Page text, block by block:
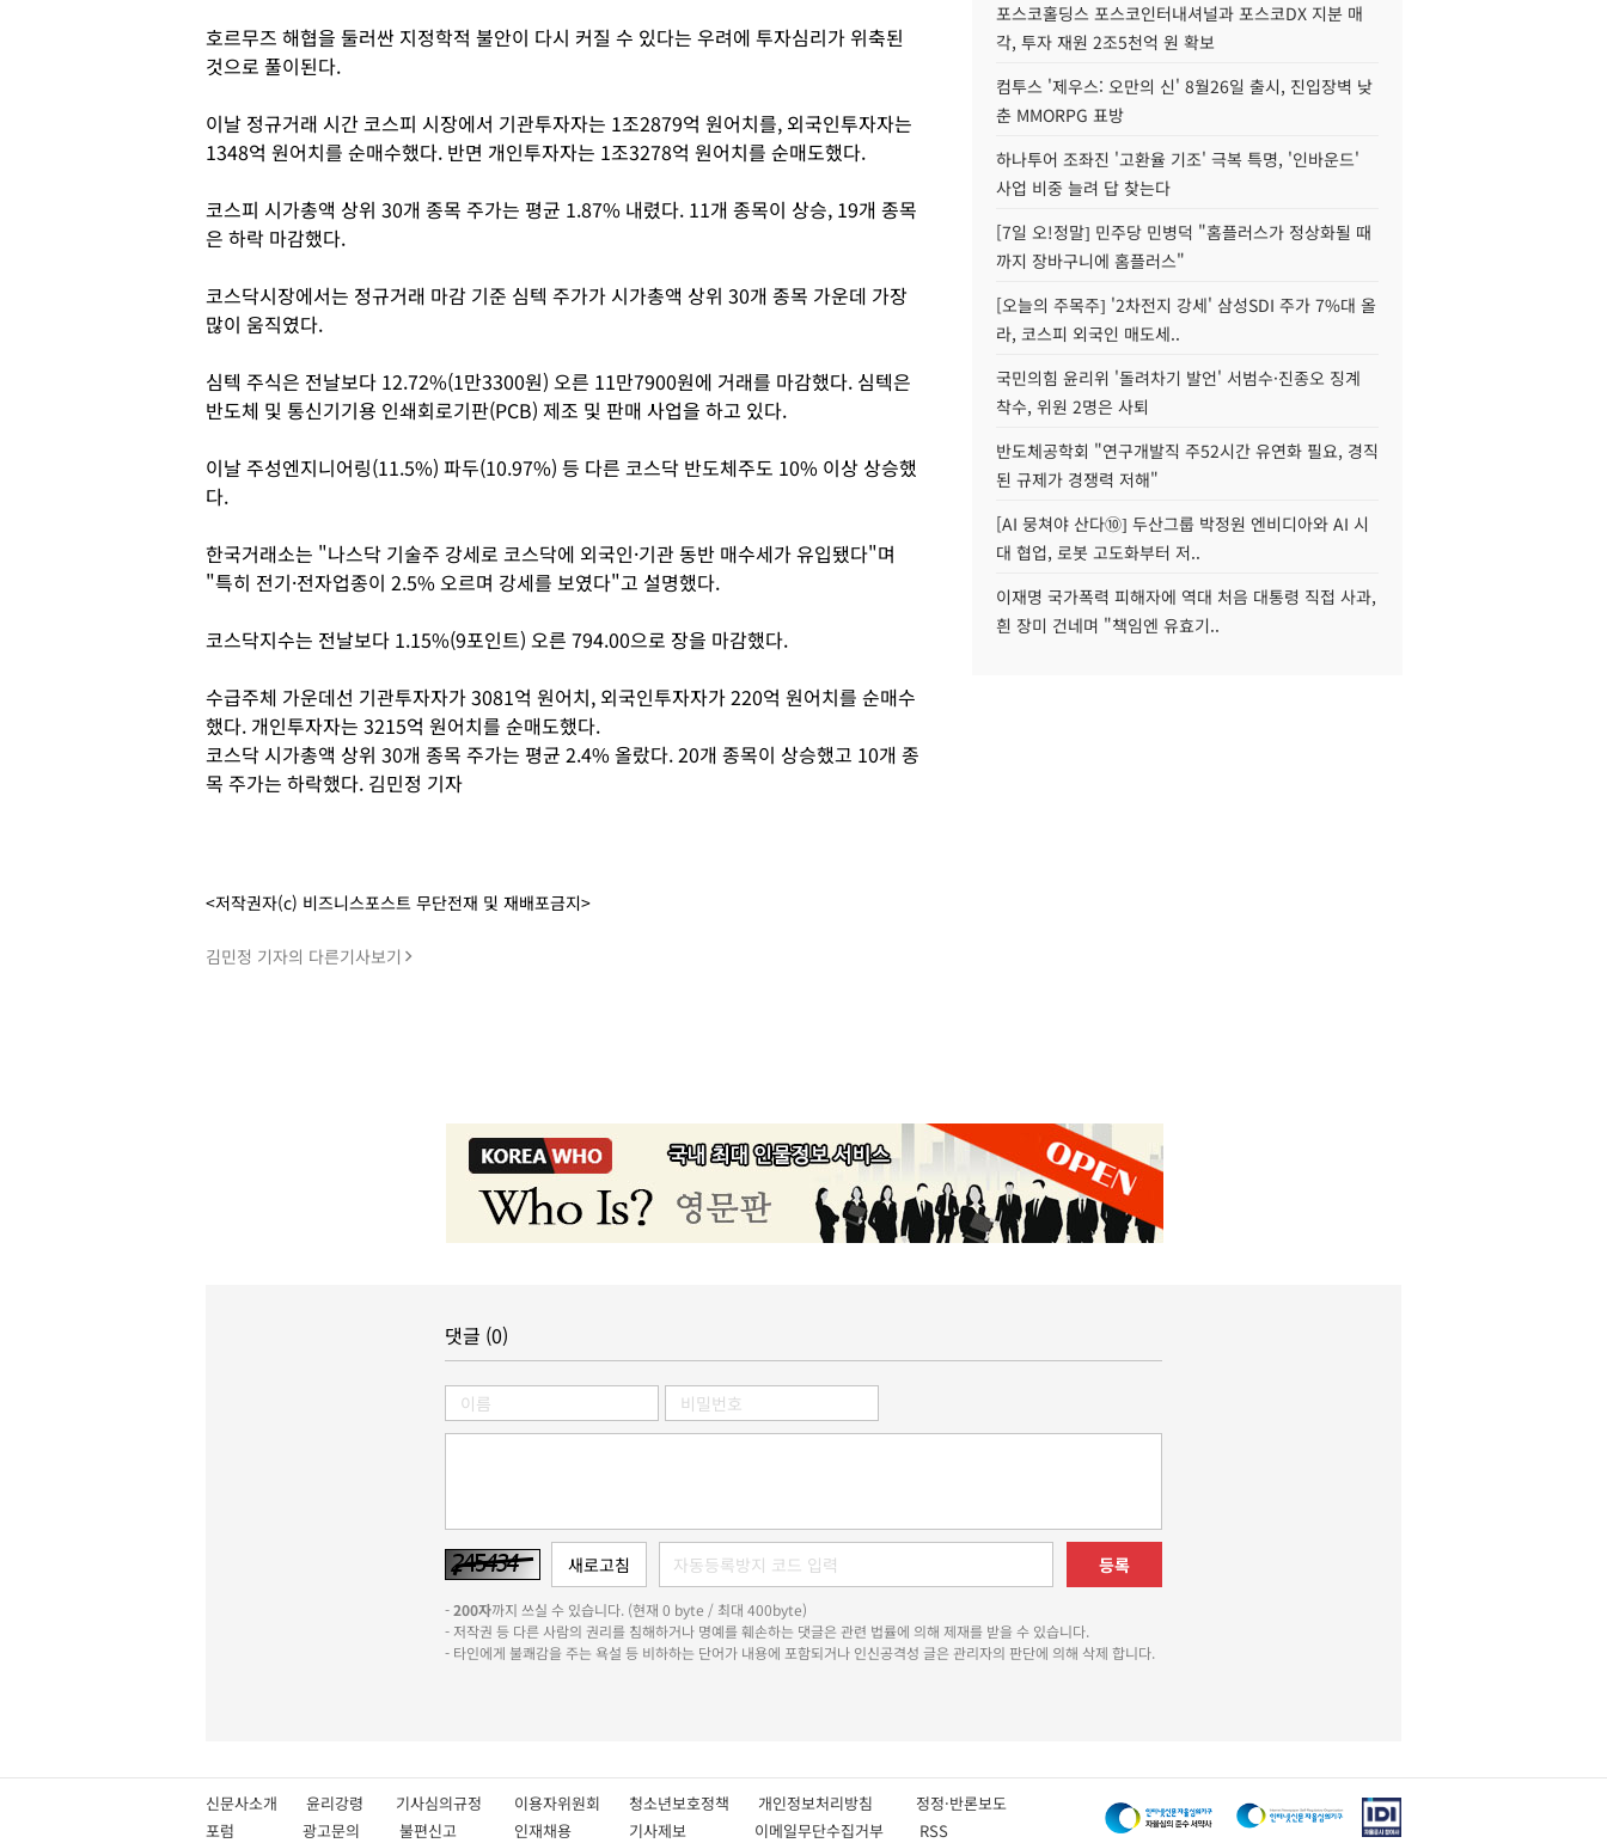
호르무즈 해협을 둘러싼 지정학적 불안이 다시 커질 수 있다는 우려에 투자심리가 위축된
것으로 풀이된다.
이날 정규거래 시간 코스피 시장에서 기관투자자는 1조2879억 원어치를, 외국인투자자는
1348억 원어치를 순매수했다. 반면 개인투자자는 1조3278억 원어치를 순매도했다.
코스피 시가총액 상위 30개 종목 주가는 평균 1.87% 내렸다. 11개 종목이 상승, 19개 종목
은 하락 마감했다.
코스닥시장에서는 정규거래 마감 기준 심텍 주가가 시가총액 상위 30개 종목 가운데 가장
많이 움직였다.
심텍 주식은 전날보다 12.72%(1만3300원) 오른 11만7900원에 거래를 마감했다. 심텍은
반도체 및 통신기기용 인쇄회로기판(PCB) 제조 및 판매 사업을 하고 있다.
이날 주성엔지니어링(11.5%) 파두(10.97%) 등 다른 코스닥 반도체주도 10% 이상 상승했
다.
한국거래소는 "나스닥 기술주 강세로 코스닥에 외국인·기관 동반 매수세가 유입됐다"며
"특히 전기·전자업종이 2.5% 오르며 강세를 보였다"고 설명했다.
코스닥지수는 전날보다 1.15%(9포인트) 오른 794.00으로 장을 마감했다.
수급주체 가운데선 기관투자자가 3081억 원어치, 외국인투자자가 220억 원어치를 순매수
했다. 개인투자자는 3215억 원어치를 순매도했다.
코스닥 시가총액 상위 30개 종목 주가는 평균 2.4% 올랐다. 20개 종목이 상승했고 10개 종
목 주가는 하락했다. 김민정 기자
<저작권자(c) 비즈니스포스트 무단전재 및 재배포금지>
김민정 기자의 다른기사보기
포스코홀딩스 포스코인터내셔널과 포스코DX 지분 매
각, 투자 재원 2조5천억 원 확보
컴투스 '제우스: 오만의 신' 8월26일 출시, 진입장벽 낮
춘 MMORPG 표방
하나투어 조좌진 '고환율 기조' 극복 특명, '인바운드'
사업 비중 늘려 답 찾는다
[7일 오!정말] 민주당 민병덕 "홈플러스가 정상화될 때
까지 장바구니에 홈플러스"
[오늘의 주목주] '2차전지 강세' 삼성SDI 주가 7%대 올
라, 코스피 외국인 매도세..
국민의힘 윤리위 '돌려차기 발언' 서범수·진종오 징계
착수, 위원 2명은 사퇴
반도체공학회 "연구개발직 주52시간 유연화 필요, 경직
된 규제가 경쟁력 저해"
[AI 뭉쳐야 산다⑩] 두산그룹 박정원 엔비디아와 AI 시
대 협업, 로봇 고도화부터 저..
이재명 국가폭력 피해자에 역대 처음 대통령 직접 사과,
흰 장미 건네며 "책임엔 유효기..
댓글 (0)
등록
-200자까지 쓰실 수 있습니다. (현재 0 byte / 최대 400byte)
- 저작권 등 다른 사람의 권리를 침해하거나 명예를 훼손하는 댓글은 관련 법률에 의해 제재를 받을 수 있습니다.
- 타인에게 불쾌감을 주는 욕설 등 비하하는 단어가 내용에 포함되거나 인신공격성 글은 관리자의 판단에 의해 삭제 합니다.
신문사소개 윤리강령 기사심의규정 이용자위원회 청소년보호정책 개인정보처리방침 정정·반론보도
포럼
광고문의 불편신고 인재채용 기사제보 이메일무단수집거부 RSS